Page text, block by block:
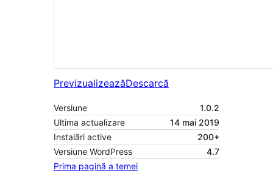
PrevizualizeazăDescarcă
Versiune
1.0.2
Ultima actualizare
14 mai 2019
Instalări active
200+
Versiune WordPress
4.7
Prima pagină a temei